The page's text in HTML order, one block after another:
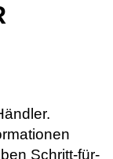
Schritt-für-